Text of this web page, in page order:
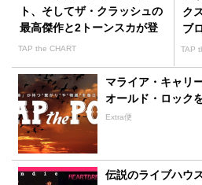
ト、そしてザ・クラッシュの
最高傑作と2トーンスカが登
場した
TAP the CHART
ク
ブ
TAP
マライア・キャリ
オールド・ロック
Extra便
伝説のライブハウ